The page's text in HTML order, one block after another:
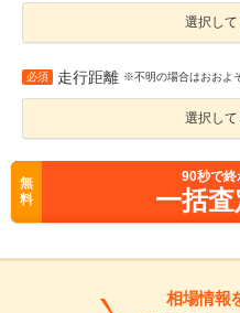
選択し
必須 走行距離 ※不明の場合はおおよ
選択し
無
料
90秒で終
一括
相場情報